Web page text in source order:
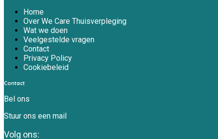
Home
Over We Care Thuisverpleging
Wat we doen
Veelgestelde vragen
Contact
Privacy Policy
Cookiebeleid
Contact
Bel ons
Stuur ons een mail
Volg ons: